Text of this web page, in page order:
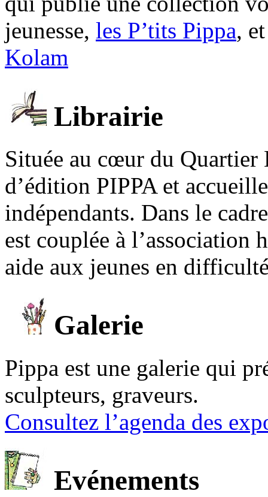
jeunesse, les P’tits Pippa,
Kolam
Librairie
Située au cœur du Quartier
d’édition PIPPA et
indépendants. Dans le
est couplée à l’association
aide aux jeunes en
Galerie
Pippa est une galerie qui
sculpteurs, graveurs.
Consultez l’agenda des
Evénements